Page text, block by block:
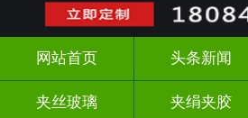
网站首页 头条新闻
夹丝玻璃 夹绢夹胶